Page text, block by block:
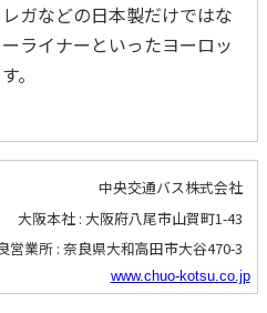
ガなどの日本製だけではな
ライナーといったヨーロッ
。
中央交通バス株式会社
大阪本社 : 大阪府八尾市山賀町1-43
営業所 : 奈良県大和高田市大谷470-3
www.chuo-kotsu.co.jp